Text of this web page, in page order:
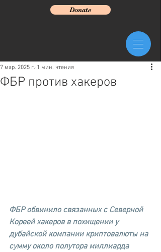
Donate
ФБР против хакеров
7 мар. 2025 г. 1 мин. чтения
ФБР обвинило связанных с Северной
Кореей хакеров в похищении у
дубайской компании криптовалюты на
сумму около полутора миллиарда